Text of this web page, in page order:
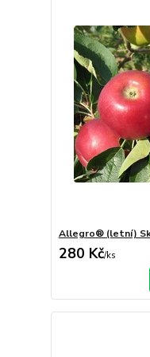
Allegro® (letní)
280 Kč/ks